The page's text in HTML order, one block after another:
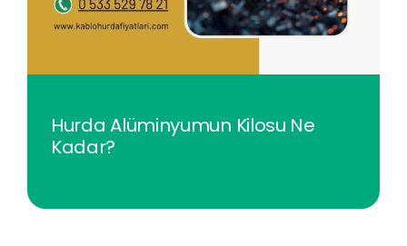
Hurda Alüminyumun Kilosu Ne
Kadar?